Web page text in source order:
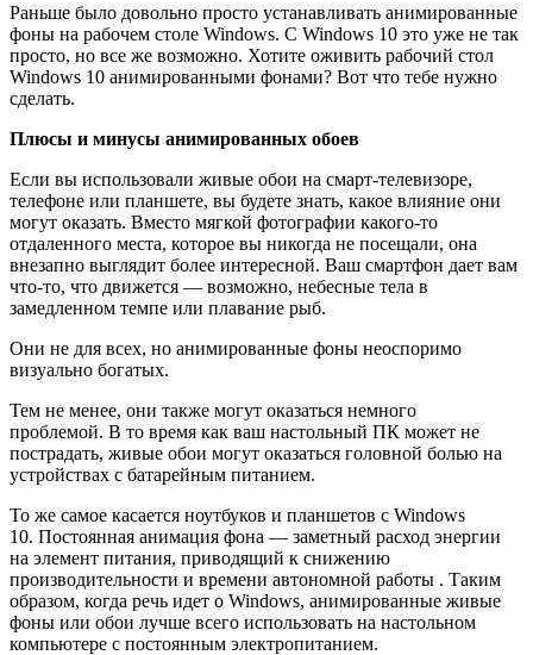
Раньше было довольно просто устанавливать анимированные
фоны на рабочем столе Windows. С Windows 10 это уже не так
просто, но все же возможно. Хотите оживить рабочий стол
Windows 10 анимированными фонами? Вот что тебе нужно
сделать.
Плюсы и минусы анимированных обоев
Если вы использовали живые обои на смарт-телевизоре,
телефоне или планшете, вы будете знать, какое влияние они
могут оказать. Вместо мягкой фотографии какого-то
отдаленного места, которое вы никогда не посещали, она
внезапно выглядит более интересной. Ваш смартфон дает вам
что-то, что движется — возможно, небесные тела в
замедленном темпе или плавание рыб.
Они не для всех, но анимированные фоны неоспоримо
визуально богатых.
Тем не менее, они также могут оказаться немного
проблемой. В то время как ваш настольный ПК может не
пострадать, живые обои могут оказаться головной болью на
устройствах с батарейным питанием.
То же самое касается ноутбуков и планшетов с Windows
10. Постоянная анимация фона — заметный расход энергии
на элемент питания, приводящий к снижению
производительности и времени автономной работы . Таким
образом, когда речь идет о Windows, анимированные живые
фоны или обои лучше всего использовать на настольном
компьютере с постоянным электропитанием.